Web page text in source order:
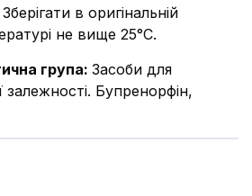
Зберігати в оригінальній
не вище 25°C.
група: Засоби для
залежності. Бупренорфін,